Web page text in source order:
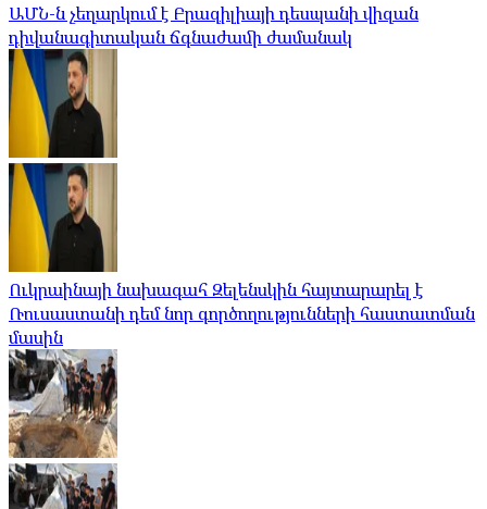
ԱՄՆ-ն չեղարկում է Բրազիլիայի դեսպանի վիզան
դիվանագիտական ​​ճգնաժամի ժամանակ
Ուկրաինայի նախագահ Զելենսկին հայտարարել է
Ռուսաստանի դեմ նոր գործողությունների հաստատման
մասին